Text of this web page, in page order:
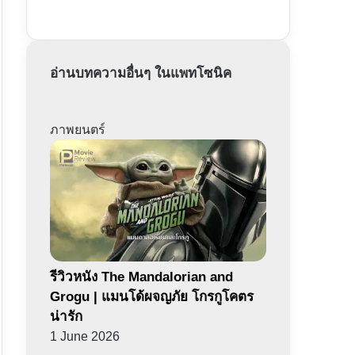
อ่านบทความอื่นๆ ในแพทโซนิค
ภาพยนตร์
รีวิวหนัง The Mandalorian and
Grogu | แมนโด้ผจญภัย โกรกูโคตร
น่ารัก
1 June 2026